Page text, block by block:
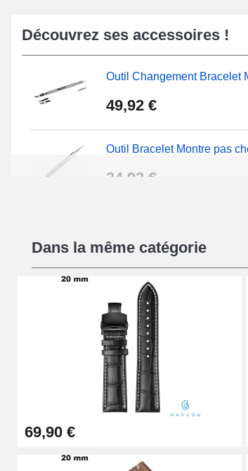
Découvrez ses accessoires !
Outil Changement Bracelet
49,92 €
Outil Bracelet Montre pas
34,92 €
16,90 €
Pied à Coulisse Numérique
9,90 €
Kit Horlogerie Débutant
26,90 €
Boîte Pompe Bracelet
Dans la même catégorie
69,90 €